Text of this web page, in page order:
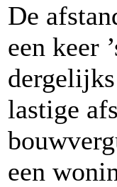
De
een keer
lastige
een